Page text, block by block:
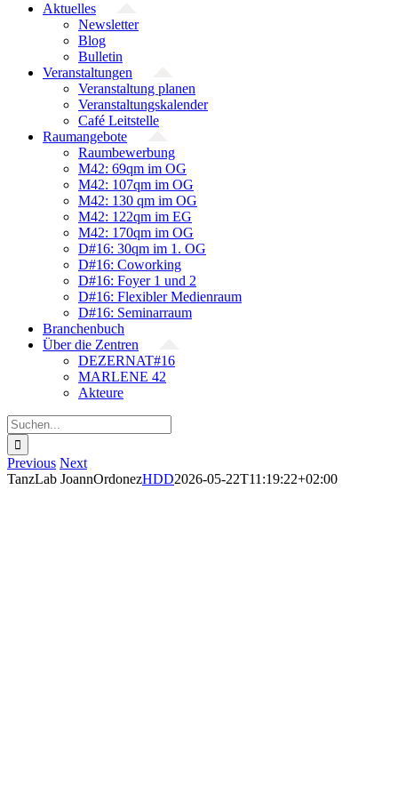
Aktuelles
Newsletter
Blog
Bulletin
Veranstaltungen
Veranstaltung planen
Veranstaltungskalender
Café Leitstelle
Raumangebote
Raumbewerbung
M42: 69qm im OG
M42: 107qm im OG
M42: 130 qm im OG
M42: 122qm im EG
M42: 170qm im OG
D#16: 30qm im 1. OG
D#16: Coworking
D#16: Foyer 1 und 2
D#16: Flexibler Medienraum
D#16: Seminarraum
Branchenbuch
Über die Zentren
DEZERNAT#16
MARLENE 42
Akteure
Suche
nach:
Previous Next
TanzLab JoannOrdonezHDD2026-05-22T11:19:22+02:00